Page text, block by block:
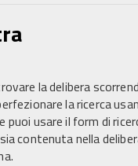
la delibera
la ricerca
puoi usare il form di
contenuta nella